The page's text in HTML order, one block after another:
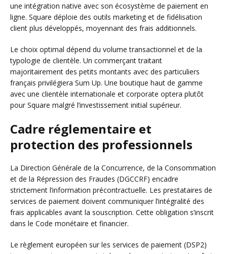
une intégration native avec son écosystème de paiement en
ligne. Square déploie des outils marketing et de fidélisation
client plus développés, moyennant des frais additionnels.
Le choix optimal dépend du volume transactionnel et de la
typologie de clientèle. Un commerçant traitant
majoritairement des petits montants avec des particuliers
français privilégiera Sum Up. Une boutique haut de gamme
avec une clientèle internationale et corporate optera plutôt
pour Square malgré l’investissement initial supérieur.
Cadre réglementaire et
protection des professionnels
La Direction Générale de la Concurrence, de la Consommation
et de la Répression des Fraudes (DGCCRF) encadre
strictement l’information précontractuelle. Les prestataires de
services de paiement doivent communiquer l’intégralité des
frais applicables avant la souscription. Cette obligation s’inscrit
dans le Code monétaire et financier.
Le règlement européen sur les services de paiement (DSP2)